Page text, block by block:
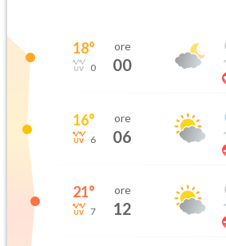
18°
0
ore
00
16°
6
ore
06
21°
7
ore
12